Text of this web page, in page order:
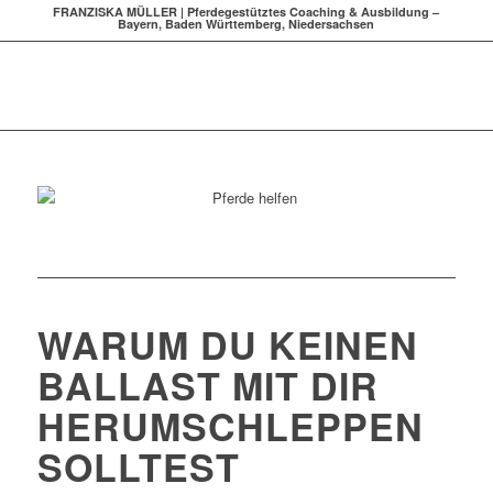
FRANZISKA MÜLLER | Pferdegestütztes Coaching & Ausbildung –
Bayern, Baden Württemberg, Niedersachsen
WARUM DU KEINEN
BALLAST MIT DIR
HERUMSCHLEPPEN
SOLLTEST